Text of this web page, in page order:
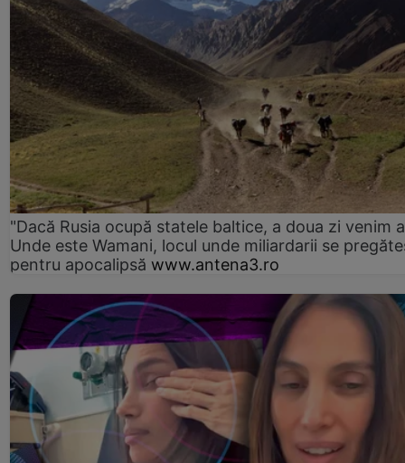
"Dacă Rusia ocupă statele baltice, a doua zi venim
Unde este Wamani, locul unde miliardarii se
pentru apocalipsă www.antena3.ro